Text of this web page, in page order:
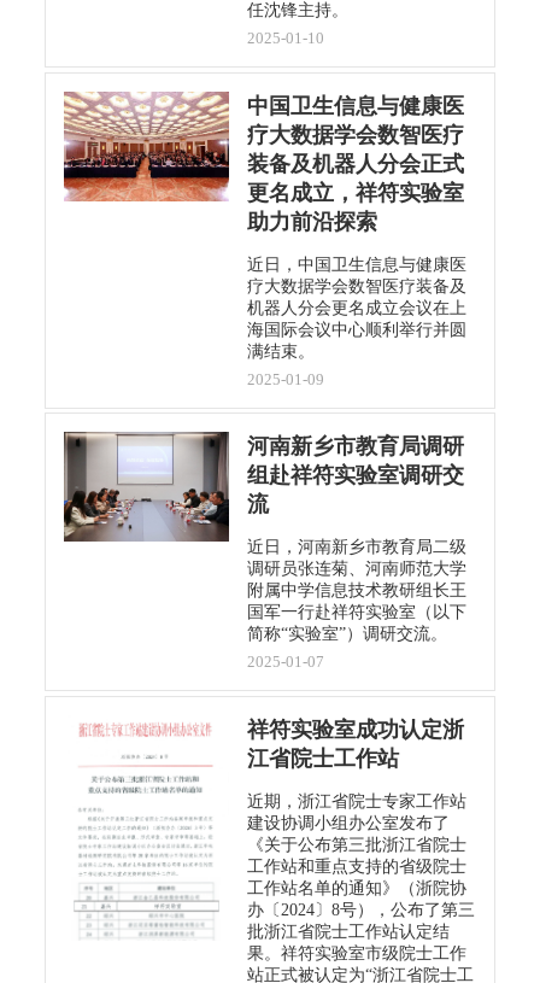
任沈锋主持。
2025-01-10
中国卫生信息与健康医
疗大数据学会数智医疗
装备及机器人分会正式
更名成立，祥符实验室
助力前沿探索
近日，中国卫生信息与健康医
疗大数据学会数智医疗装备及
机器人分会更名成立会议在上
海国际会议中心顺利举行并圆
满结束。
2025-01-09
河南新乡市教育局调研
组赴祥符实验室调研交
流
近日，河南新乡市教育局二级
调研员张连菊、河南师范大学
附属中学信息技术教研组长王
国军一行赴祥符实验室（以下
简称“实验室”）调研交流。
2025-01-07
祥符实验室成功认定浙
江省院士工作站
近期，浙江省院士专家工作站
建设协调小组办公室发布了
《关于公布第三批浙江省院士
工作站和重点支持的省级院士
工作站名单的通知》（浙院协
办〔2024〕8号），公布了第三
批浙江省院士工作站认定结
果。祥符实验室市级院士工作
站正式被认定为“浙江省院士工